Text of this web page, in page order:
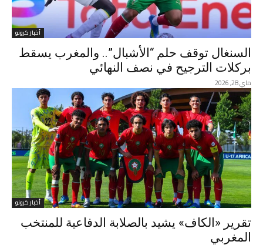
أخبار كرونو
السنغال توقف حلم “الأشبال”.. والمغرب يسقط
بركلات الترجيح في نصف النهائي
ماي 28, 2026
أخبار كرونو
تقرير «الكاف» يشيد بالصلابة الدفاعية للمنتخب
المغربي